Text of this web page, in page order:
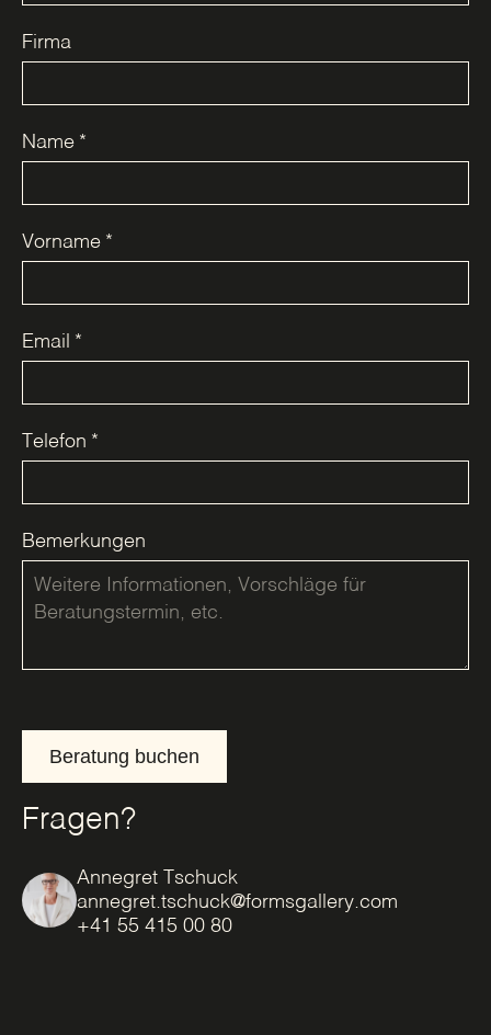
Firma
Name *
Vorname *
Email *
Telefon *
Bemerkungen
Beratung buchen
Fragen?
Annegret Tschuck
annegret.tschuck@formsgallery.com
+41 55 415 00 80